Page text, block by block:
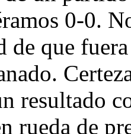
0-0.
que
resultado
rueda de